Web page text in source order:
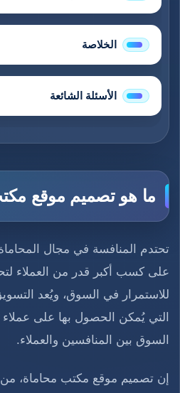
الخلاصة
الأسئلة الشائعة
ما هو تصميم موقع
تحتدم المنافسة في مجال
على كسب أكبر قدر من العملاء
للاستمرار في السوق، ويُعد
التي يُمكن الحصول بها على
السوق بين المنافسين والعملاء.
إن تصميم موقع مكتب محاماة، من